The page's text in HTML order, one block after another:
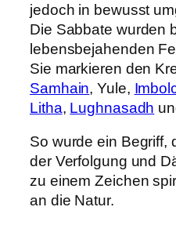
jedoch in bewusst
Die Sabbate wurden
lebensbejahenden
Sie markieren den
Samhain, Yule,
Litha, Lughnasadh
So wurde ein Begriff,
der Verfolgung und
zu einem Zeichen
an die Natur.